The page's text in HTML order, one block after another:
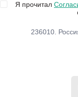
Я прочитал
236010.